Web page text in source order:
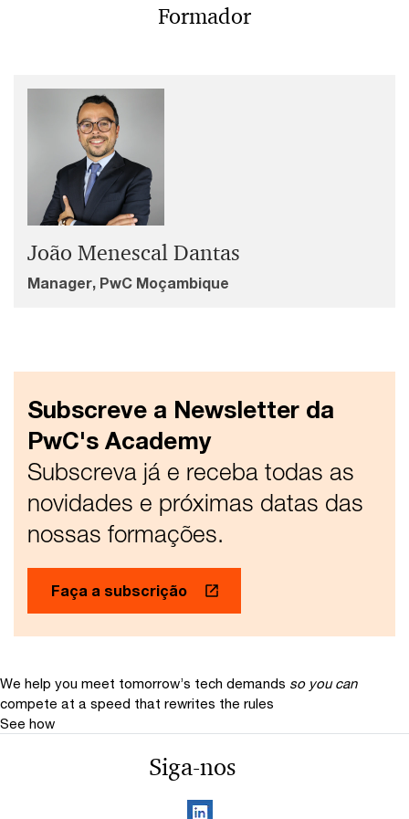
Formador
João Menescal Dantas
Manager, PwC Moçambique
Subscreve a Newsletter da
PwC's Academy
Subscreva já e receba todas as
novidades e próximas datas das
nossas formações.
Faça a subscrição
We help you meet tomorrow’s tech demands so you can
compete at a speed that rewrites the rules
See how
Siga-nos